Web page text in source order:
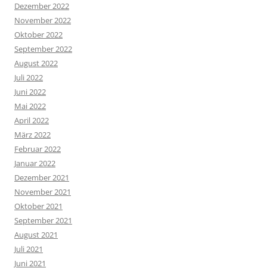
Dezember 2022
November 2022
Oktober 2022
September 2022
August 2022
Juli 2022
Juni 2022
Mai 2022
April 2022
März 2022
Februar 2022
Januar 2022
Dezember 2021
November 2021
Oktober 2021
September 2021
August 2021
Juli 2021
Juni 2021